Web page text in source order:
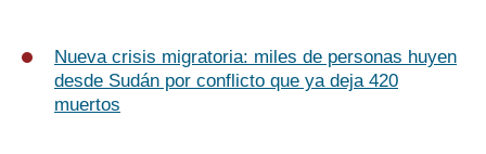
Nueva crisis migratoria: miles de personas huyen
desde Sudán por conflicto que ya deja 420
muertos